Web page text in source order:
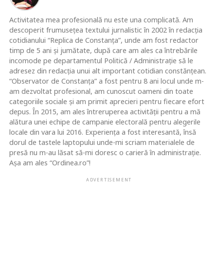
Activitatea mea profesională nu este una complicată. Am
descoperit frumusețea textului jurnalistic în 2002 în redacția
cotidianului “Replica de Constanța”, unde am fost redactor
timp de 5 ani și jumătate, după care am ales ca întrebările
incomode pe departamentul Politică / Administrație să le
adresez din redacția unui alt important cotidian constănțean.
“Observator de Constanța” a fost pentru 8 ani locul unde m-
am dezvoltat profesional, am cunoscut oameni din toate
categoriile sociale și am primit aprecieri pentru fiecare efort
depus. În 2015, am ales întreruperea activității pentru a mă
alătura unei echipe de campanie electorală pentru alegerile
locale din vara lui 2016. Experiența a fost interesantă, însă
dorul de tastele laptopului unde-mi scriam materialele de
presă nu m-au lăsat să-mi doresc o carieră în administrație.
Așa am ales “Ordinea.ro”!
ADVERTISEMENT